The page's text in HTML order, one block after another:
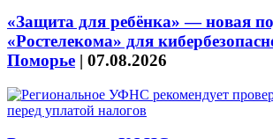
«Защита для ребёнка» — новая
«Ростелекома» для
Поморье | 07.08.2026